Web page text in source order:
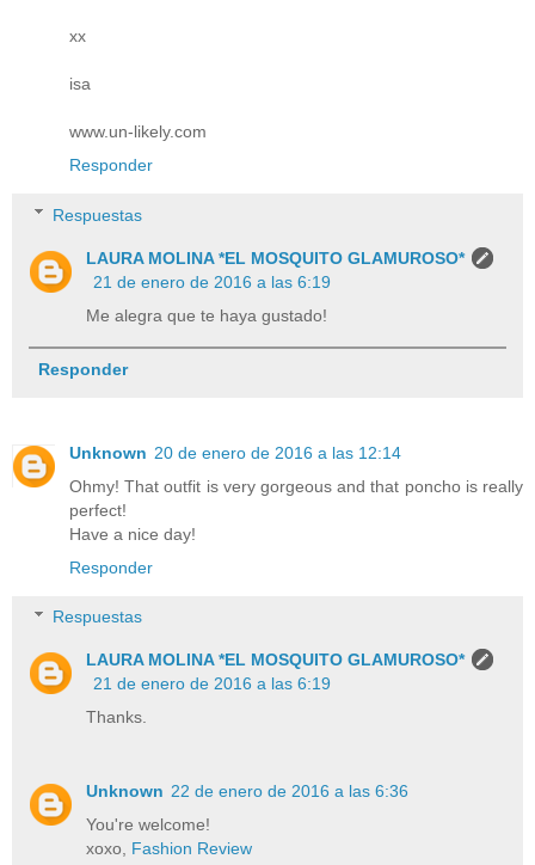
xx
isa
www.un-likely.com
Responder
Respuestas
LAURA MOLINA *EL MOSQUITO GLAMUROSO*
21 de enero de 2016 a las 6:19
Me alegra que te haya gustado!
Responder
Unknown 20 de enero de 2016 a las 12:14
Ohmy! That outfit is very gorgeous and that poncho is really
perfect!
Have a nice day!
Responder
Respuestas
LAURA MOLINA *EL MOSQUITO GLAMUROSO*
21 de enero de 2016 a las 6:19
Thanks.
Unknown 22 de enero de 2016 a las 6:36
You're welcome!
xoxo, Fashion Review